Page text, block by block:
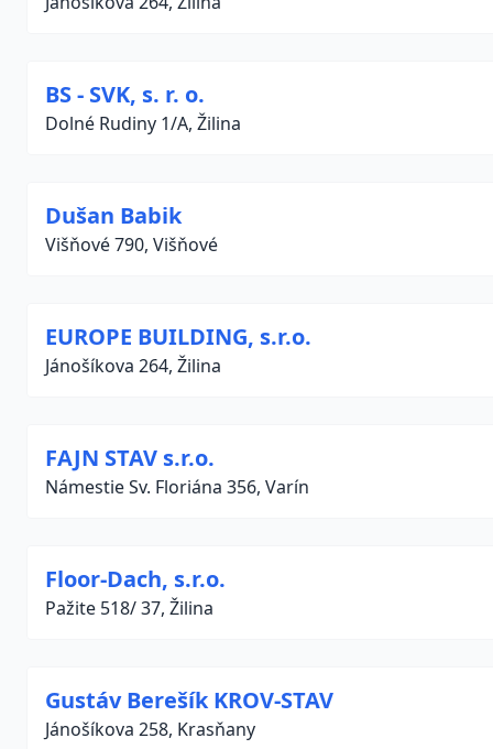
BS - SVK, s. r. o.
Dolné Rudiny 1/A, Žilina
Dušan Babik
Višňové 790, Višňové
EUROPE BUILDING, s.r.o.
Jánošíkova 264, Žilina
FAJN STAV s.r.o.
Námestie Sv. Floriána 356, Varín
Floor-Dach, s.r.o.
Pažite 518/ 37, Žilina
Gustáv Berešík KROV-STAV
Jánošíkova 258, Krasňany